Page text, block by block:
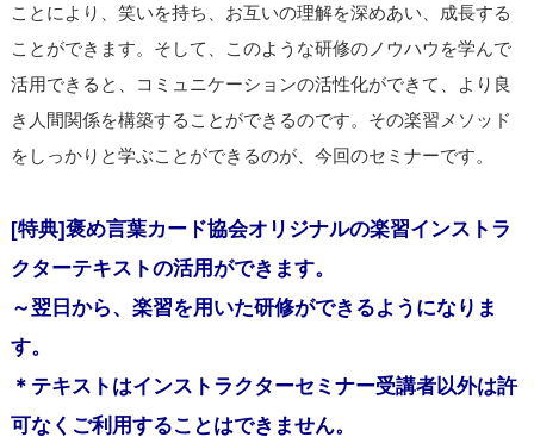
ことにより、笑いを持ち、お互いの理解を深めあい、成長する
ことができます。そして、このような研修のノウハウを学んで
活用できると、コミュニケーションの活性化ができて、より良
き人間関係を構築することができるのです。その楽習メソッド
をしっかりと学ぶことができるのが、今回のセミナーです。
[特典]褒め言葉カード協会オリジナルの楽習インストラ
クターテキストの活用ができます。
～翌日から、楽習を用いた研修ができるようになりま
す。
＊テキストはインストラクターセミナー受講者以外は許
可なくご利用することはできません。